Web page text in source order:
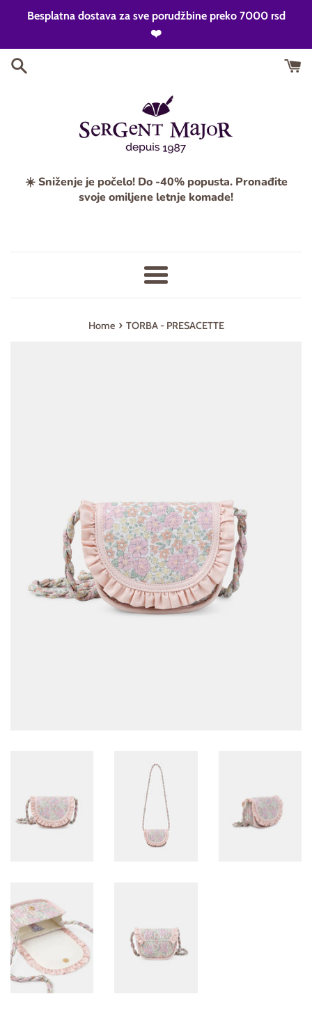
Besplatna dostava za sve porudžbine preko 7000 rsd
❤️
☀️ Sniženje je počelo! Do -40% popusta. Pronađite
svoje omiljene letnje komade!
Meni
Home › TORBA - PRESACETTE